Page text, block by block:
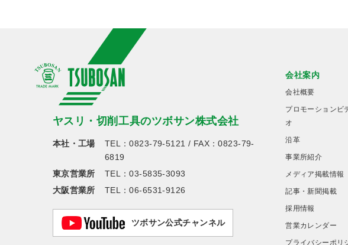
ヤスリ・切削工具のツボサン株式会社
本社・工場 TEL：0823-79-5121 / FAX：0823-79-
6819
東京営業所
TEL：03-5835-3093
大阪営業所
TEL：06-6531-9126
ツボサン公式チャンネル
会社案内
会社概要
プロモーションビ
オ
沿革
事業所紹介
メディア掲載情報
記事・新聞掲載
採用情報
営業カレンダー
プライバシーポリ